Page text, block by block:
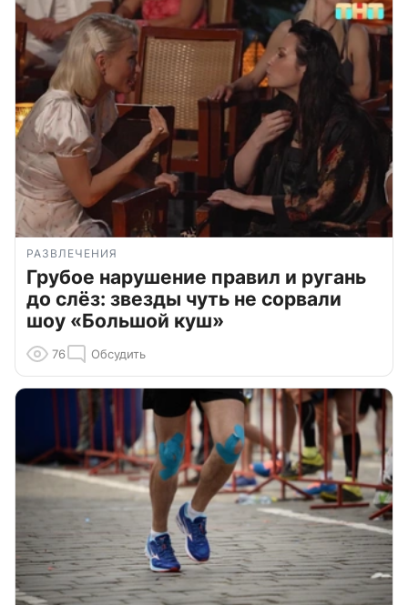
РАЗВЛЕЧЕНИЯ
Грубое нарушение правил и ругань
до слёз: звезды чуть не сорвали
шоу «Большой куш»
76 Обсудить